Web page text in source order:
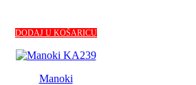
DODAJ U KOŠARICU
Manoki